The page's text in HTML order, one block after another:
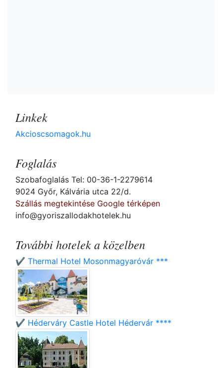
Linkek
Akcioscsomagok.hu
Foglalás
Szobafoglalás Tel: 00-36-1-2279614
9024 Győr, Kálvária utca 22/d.
Szállás megtekintése Google térképen
info@gyoriszallodakhotelek.hu
További hotelek a közelben
✔️ Thermal Hotel Mosonmagyaróvár ***
✔️ Héderváry Castle Hotel Hédervár ****